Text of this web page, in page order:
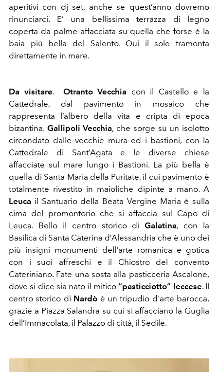
aperitivi con dj set, anche se quest’anno dovremo
rinunciarci. E’ una bellissima terrazza di legno
coperta da palme affacciata su quella che forse è la
baia più bella del Salento. Qui il sole tramonta
direttamente in mare.
Da visitare. Otranto Vecchia con il Castello e la
Cattedrale, dal pavimento in mosaico che
rappresenta l’albero della vita e cripta di epoca
bizantina. Gallipoli Vecchia, che sorge su un isolotto
circondato dalle vecchie mura ed i bastioni, con la
Cattedrale di Sant’Agata e le diverse chiese
affacciate sul mare lungo i Bastioni. La più bella è
quella di Santa Maria della Puritate, il cui pavimento è
totalmente rivestito in maioliche dipinte a mano. A
Leuca il Santuario della Beata Vergine Maria è sulla
cima del promontorio che si affaccia sul Capo di
Leuca. Bello il centro storico diGalatina, con la
Basilica di Santa Caterina d’Alessandria che è uno dei
più insigni monumenti dell'arte romanica e gotica
con i suoi affreschi e il Chiostro del convento
Cateriniano. Fate una sosta alla pasticceria Ascalone,
dove si dice sia nato il mitico“pasticciotto” leccese. Il
centro storico di Nardò è un tripudio d'arte barocca,
grazie a Piazza Salandra su cui si affacciano la Guglia
dell’Immacolata, il Palazzo di città, il Sedile.